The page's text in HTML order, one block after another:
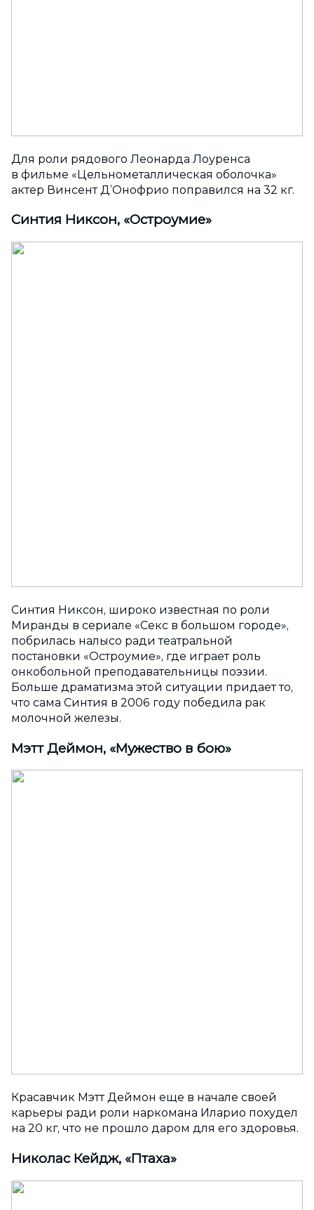
Для роли рядового Леонарда Лоуренса
в фильме «Цельнометаллическая оболочка»
актер Винсент Д’Онофрио поправился на 32 кг.
Синтия Никсон, «Остроумие»
Синтия Никсон, широко известная по роли
Миранды в сериале «Секс в большом городе»,
побрилась налысо ради театральной
постановки «Остроумие», где играет роль
онкобольной преподавательницы поэзии.
Больше драматизма этой ситуации придает то,
что сама Синтия в 2006 году победила рак
молочной железы.
Мэтт Деймон, «Мужество в бою»
Красавчик Мэтт Деймон еще в начале своей
карьеры ради роли наркомана Иларио похудел
на 20 кг, что не прошло даром для его здоровья.
Николас Кейдж, «Птаха»